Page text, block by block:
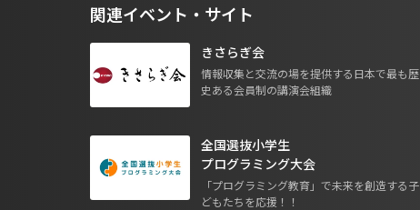
関連イベント・サイト
きさらぎ会
情報収集と交流の場を提供する日本で最も歴
史ある会員制の講演会組織
全国選抜小学生
プログラミング大会
「プログラミング教育」で未来を創造する子
どもたちを応援！！